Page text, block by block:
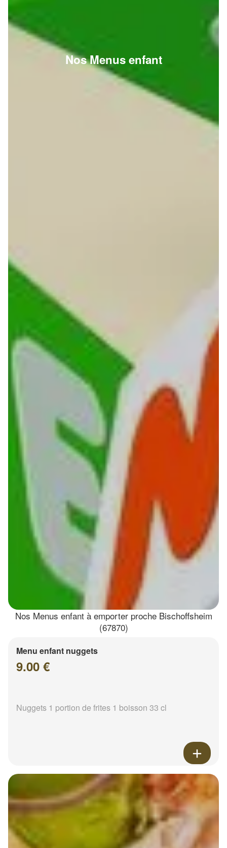
Nos Menus enfant
Nos Menus enfant à emporter proche Bischoffsheim
(67870)
Menu enfant nuggets
9.00 €
Nuggets 1 portion de frites 1 boisson 33 cl